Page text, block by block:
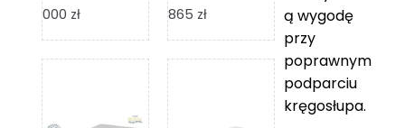
000 złZakres
od
865 złZakres
od
ą wygodę
przy
poprawnym
podparciu
kręgosłupa.